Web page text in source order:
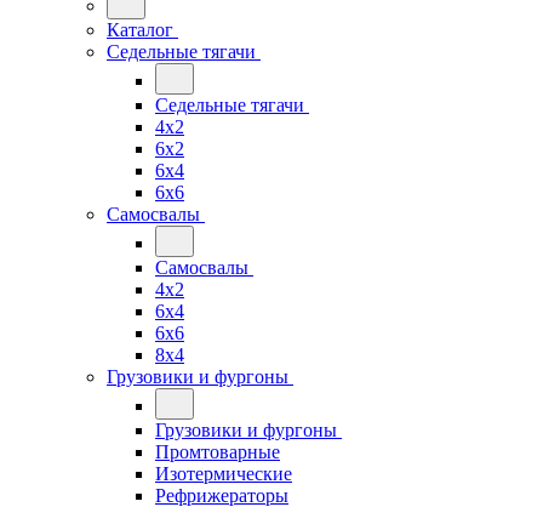
Каталог
Седельные тягачи
Седельные тягачи
4x2
6x2
6x4
6x6
Самосвалы
Самосвалы
4x2
6x4
6x6
8x4
Грузовики и фургоны
Грузовики и фургоны
Промтоварные
Изотермические
Рефрижераторы